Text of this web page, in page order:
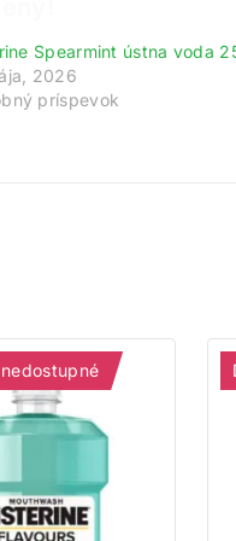
Spearmint ústna voda
2026
príspevok